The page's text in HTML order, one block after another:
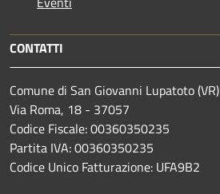
CONTATTI
Comune di San Giovanni Lupatoto (VR)
Via Roma, 18 - 37057
Codice Fiscale: 00360350235
Partita IVA: 00360350235
Codice Unico Fatturazione: UFA9B2